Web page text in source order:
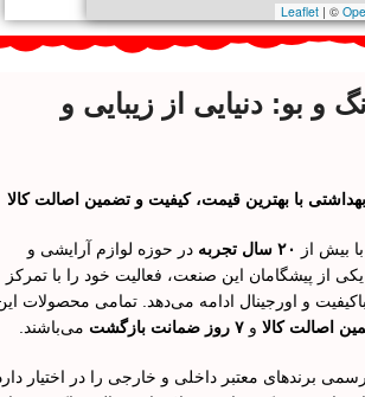
| ©
و بو: دنیایی از زیبایی و
با بهترین قیمت، کیفیت و تضمین اصالت کالا
با بیش از ۲۰ سال تجربه
در حوزه لوازم آرایشی و
از پیشگامان این صنعت، فعالیت خود را با تمرکز
و اورجینال ادامه می‌دهد. تمامی محصولات
اصالت کالا و ۷ روز ضمانت بازگشت می‌باشند.
برندهای معتبر داخلی و خارجی را در اختیار